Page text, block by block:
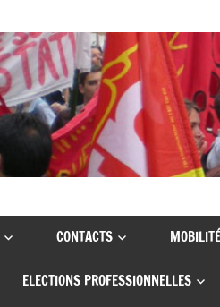
CONTACTS
ELECTIONS PROFESSIONNELLES